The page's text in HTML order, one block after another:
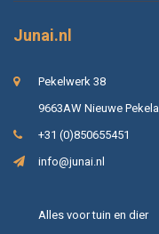
Junai.nl
Pekelwerk 38
9663AW Nieuwe Pekela
+31 (0)850655451
info@junai.nl
Alles voor tuin en dier